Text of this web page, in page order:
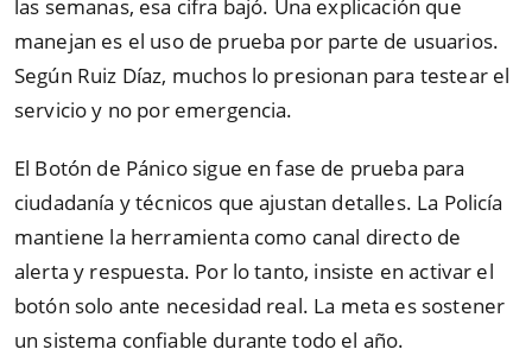
las semanas, esa cifra bajó. Una explicación que
manejan es el uso de prueba por parte de usuarios.
Según Ruiz Díaz, muchos lo presionan para testear el
servicio y no por emergencia.
El Botón de Pánico sigue en fase de prueba para
ciudadanía y técnicos que ajustan detalles. La Policía
mantiene la herramienta como canal directo de
alerta y respuesta. Por lo tanto, insiste en activar el
botón solo ante necesidad real. La meta es sostener
un sistema confiable durante todo el año.